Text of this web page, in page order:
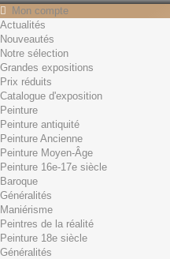
Mon compte
Contact
Français
English
Français
Actualités
Rechercher
Première
Panier (vide)
Aucun produit
Actualités
Nouveautés
Notre sélection
Grandes expositions
Prix réduits
Catalogue d'exposition
Peinture
Peinture antiquité
Peinture Ancienne
Peinture Moyen-Âge
Peinture 16e-17e siècle
Baroque
Généralités
Maniérisme
Peintres de la réalité
Peinture 18e siècle
Généralités